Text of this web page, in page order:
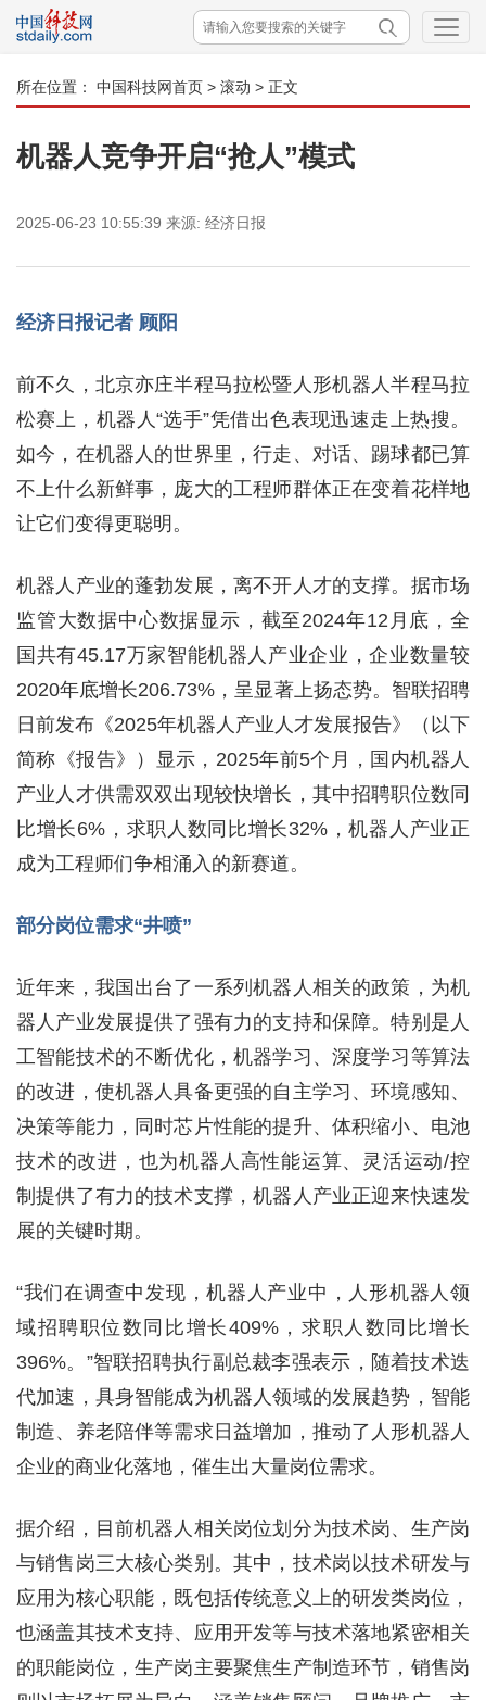
所在位置： 中国科技网首页 > 滚动 > 正文
机器人竞争开启“抢人”模式
2025-06-23 10:55:39 来源: 经济日报
经济日报记者 顾阳
前不久，北京亦庄半程马拉松暨人形机器人半程马拉
松赛上，机器人“选手”凭借出色表现迅速走上热搜。
如今，在机器人的世界里，行走、对话、踢球都已算
不上什么新鲜事，庞大的工程师群体正在变着花样地
让它们变得更聪明。
机器人产业的蓬勃发展，离不开人才的支撑。据市场
监管大数据中心数据显示，截至2024年12月底，全
国共有45.17万家智能机器人产业企业，企业数量较
2020年底增长206.73%，呈显著上扬态势。智联招聘
日前发布《2025年机器人产业人才发展报告》（以下
简称《报告》）显示，2025年前5个月，国内机器人
产业人才供需双双出现较快增长，其中招聘职位数同
比增长6%，求职人数同比增长32%，机器人产业正
成为工程师们争相涌入的新赛道。
部分岗位需求“井喷”
近年来，我国出台了一系列机器人相关的政策，为机
器人产业发展提供了强有力的支持和保障。特别是人
工智能技术的不断优化，机器学习、深度学习等算法
的改进，使机器人具备更强的自主学习、环境感知、
决策等能力，同时芯片性能的提升、体积缩小、电池
技术的改进，也为机器人高性能运算、灵活运动/控
制提供了有力的技术支撑，机器人产业正迎来快速发
展的关键时期。
“我们在调查中发现，机器人产业中，人形机器人领
域招聘职位数同比增长409%，求职人数同比增长
396%。”智联招聘执行副总裁李强表示，随着技术迭
代加速，具身智能成为机器人领域的发展趋势，智能
制造、养老陪伴等需求日益增加，推动了人形机器人
企业的商业化落地，催生出大量岗位需求。
据介绍，目前机器人相关岗位划分为技术岗、生产岗
与销售岗三大核心类别。其中，技术岗以技术研发与
应用为核心职能，既包括传统意义上的研发类岗位，
也涵盖其技术支持、应用开发等与技术落地紧密相关
的职能岗位，生产岗主要聚焦生产制造环节，销售岗